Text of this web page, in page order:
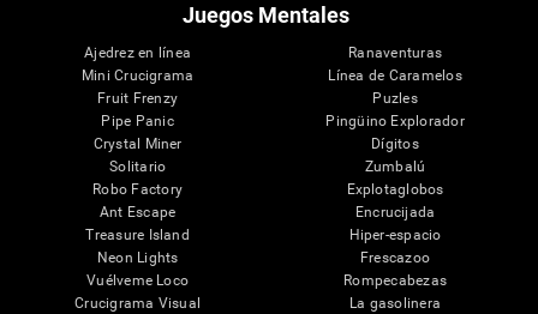
Juegos Mentales
Ajedrez en línea
Mini Crucigrama
Fruit Frenzy
Pipe Panic
Crystal Miner
Solitario
Robo Factory
Ant Escape
Treasure Island
Neon Lights
Vuélveme Loco
Crucigrama Visual
Ranaventuras
Línea de Caramelos
Puzles
Pingüino Explorador
Dígitos
Zumbalú
Explotaglobos
Encrucijada
Hiper-espacio
Frescazoo
Rompecabezas
La gasolinera